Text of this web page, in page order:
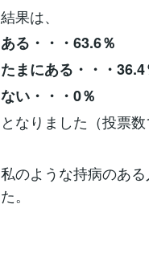
結果は、
ある・・・63.6％
たまにある・・・36.4
ない・・・0％
となりました（投票数
私のような持病のあ
た。